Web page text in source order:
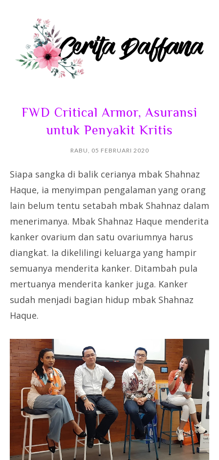
FWD Critical Armor, Asuransi
untuk Penyakit Kritis
RABU, 05 FEBRUARI 2020
Siapa sangka di balik cerianya mbak Shahnaz
Haque, ia menyimpan pengalaman yang orang
lain belum tentu setabah mbak Shahnaz dalam
menerimanya. Mbak Shahnaz Haque menderita
kanker ovarium dan satu ovariumnya harus
diangkat. Ia dikelilingi keluarga yang hampir
semuanya menderita kanker. Ditambah pula
mertuanya menderita kanker juga. Kanker
sudah menjadi bagian hidup mbak Shahnaz
Haque.